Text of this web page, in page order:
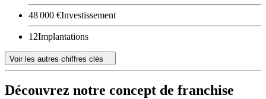
48 000 €Investissement
12Implantations
Voir les autres chiffres clés
Découvrez notre concept de franchise